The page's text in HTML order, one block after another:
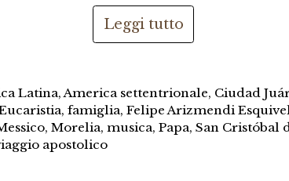
Leggi tutto
Latina,America settentrionale, Ciudad
, famiglia, Felipe Arizmendi Esquivel
, Morelia, musica, Papa, San Cristóbal
apostolico